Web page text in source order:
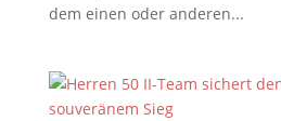
dem einen oder anderen...